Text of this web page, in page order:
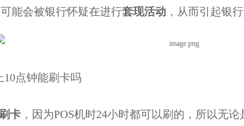
能会被银行怀疑在进行套现活动 ，从而引起银
点钟能刷卡吗
卡 ，因为POS机时24小时都可以刷的，所以无